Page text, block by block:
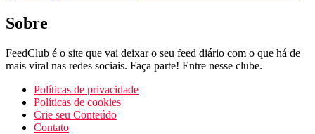
Sobre
FeedClub é o site que vai deixar o seu feed diário com o que há de
mais viral nas redes sociais. Faça parte! Entre nesse clube.
Políticas de privacidade
Políticas de cookies
Crie seu Conteúdo
Contato